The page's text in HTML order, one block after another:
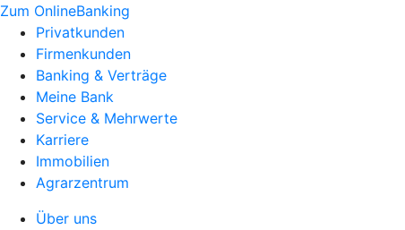
Zum OnlineBanking
Privatkunden
Firmenkunden
Banking & Verträge
Meine Bank
Service & Mehrwerte
Karriere
Immobilien
Agrarzentrum
Über uns